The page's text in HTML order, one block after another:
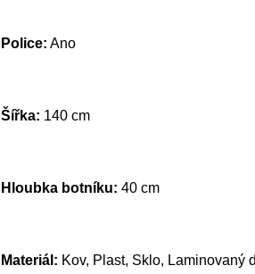
Police: Ano
Šířka: 140 cm
Hloubka botníku: 40 cm
Materiál: Kov, Plast, Sklo, Laminovaný